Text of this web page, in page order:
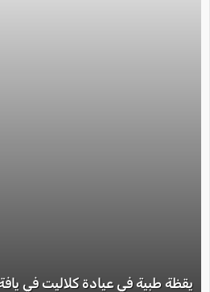
يقظة طبية في عيادة كلاليت في